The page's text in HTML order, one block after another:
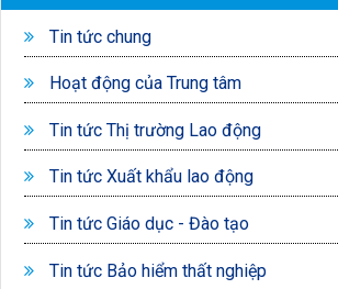
Tin tức chung
Hoạt động của Trung tâm
Tin tức Thị trường Lao động
Tin tức Xuất khẩu lao động
Tin tức Giáo dục - Đào tạo
Tin tức Bảo hiểm thất nghiệp